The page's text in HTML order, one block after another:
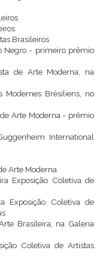
Brasileiros
Negro - primeiro prêmio
de Arte Moderna, na
Brésiliens, no
Arte Moderna - prêmio
International
Arte Moderna
Exposição Coletiva de
Exposição Coletiva de
Brasileira, na Galeria
Coletiva de Artistas